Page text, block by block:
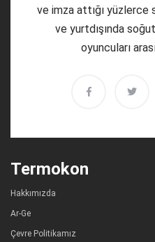
ve imza attığı
ve yurtdışında
oyuncuları
Termokon
Hakkımızda
Ar-Ge
Çevre Politikamız